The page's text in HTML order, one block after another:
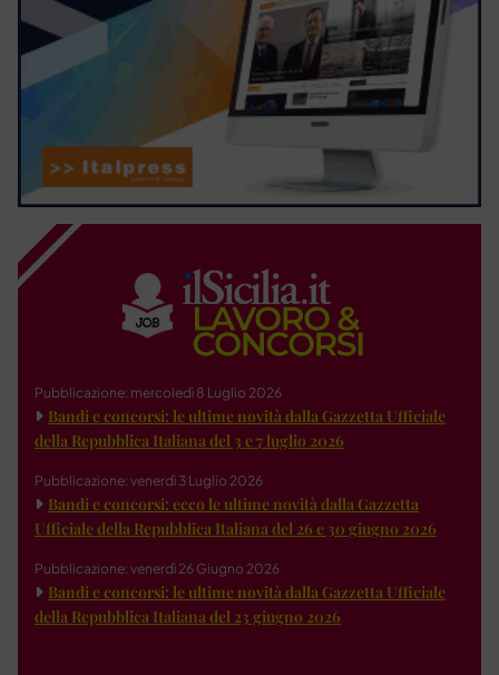
Pubblicazione: mercoledì 8 Luglio 2026
Bandi e concorsi: le ultime novità dalla Gazzetta Ufficiale
della Repubblica Italiana del 3 e 7 luglio 2026
Pubblicazione: venerdì 3 Luglio 2026
Bandi e concorsi: ecco le ultime novità dalla Gazzetta
Ufficiale della Repubblica Italiana del 26 e 30 giugno 2026
Pubblicazione: venerdì 26 Giugno 2026
Bandi e concorsi: le ultime novità dalla Gazzetta Ufficiale
della Repubblica Italiana del 23 giugno 2026